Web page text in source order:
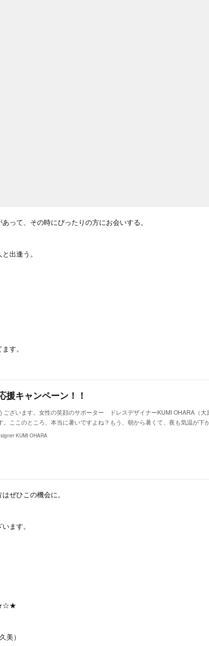
って、その時にぴったりの方にお会いする。
出逢う。
す。
援キャンペーン！！
ございます。女性の笑顔のサポーター ドレスデザイナーKUMI OHARA（大
。ここのところ、本当に暑いですよね？もう、朝から暑くて、夜も気温が下
KUMI OHARA
ぜひこの機会に。
ます。
美）